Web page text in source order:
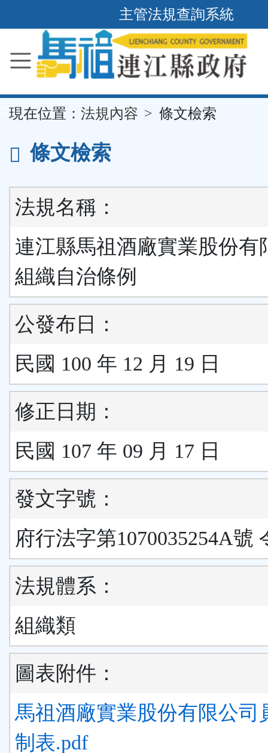
內
容
主管法規查詢系統
現在位置： 法規內容 條文檢索
條文檢索
法規名稱：
連江縣馬祖酒廠實業股份有
組織自治條例
公發布日：
民國 100 年 12 月 19 日
修正日期：
民國 107 年 09 月 17 日
發文字號：
府行法字第1070035254A號
法規體系：
組織類
圖表附件：
馬祖酒廠實業股份有限公司
制表.pdf